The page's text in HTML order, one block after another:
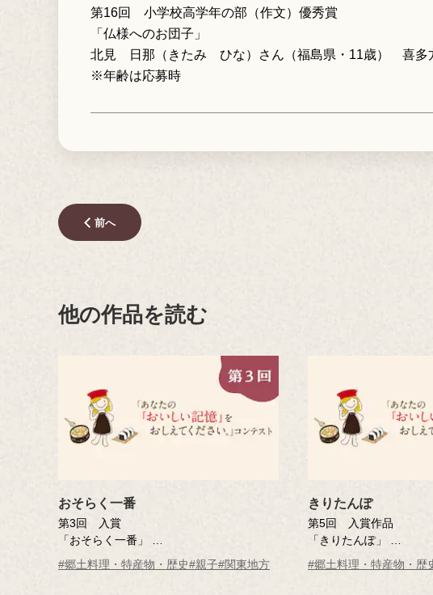
第16回 小学校高学年の部（作文）優秀賞
「仏様へのお団子」
北見 日那（きたみ ひな）さん（福島県・11歳） 喜多
※年齢は応募時
前へ
他の作品を読む
おそらく一番
第3回 入賞
「おそらく一番」
岸島 正明さん（神奈川県）
※年齢は応募時
#郷土料理・特産物・歴史#親子#関東地方
きりたんぽ
第5回 入賞作品
「きりたんぽ」
木村 良子さん（栃木県
※年齢は応募時
#郷土料理・特産物・歴